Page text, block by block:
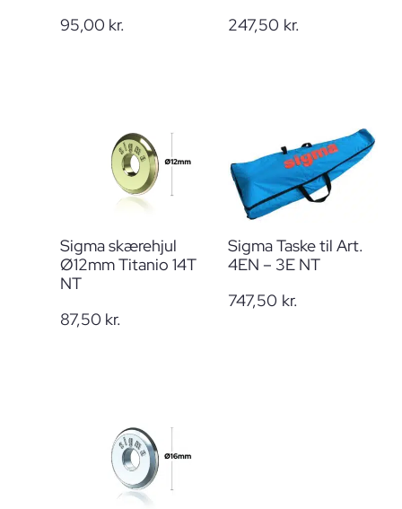
95,00 kr.
247,50 kr.
Sigma skærehjul
Ø12mm Titanio 14T
NT
87,50 kr.
Sigma Taske til Art.
4EN – 3E NT
747,50 kr.